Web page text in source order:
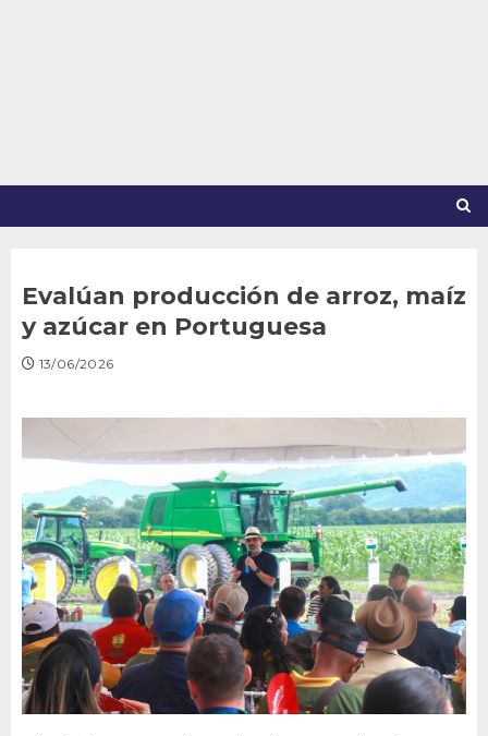
Evalúan producción de arroz, maíz
y azúcar en Portuguesa
13/06/2026